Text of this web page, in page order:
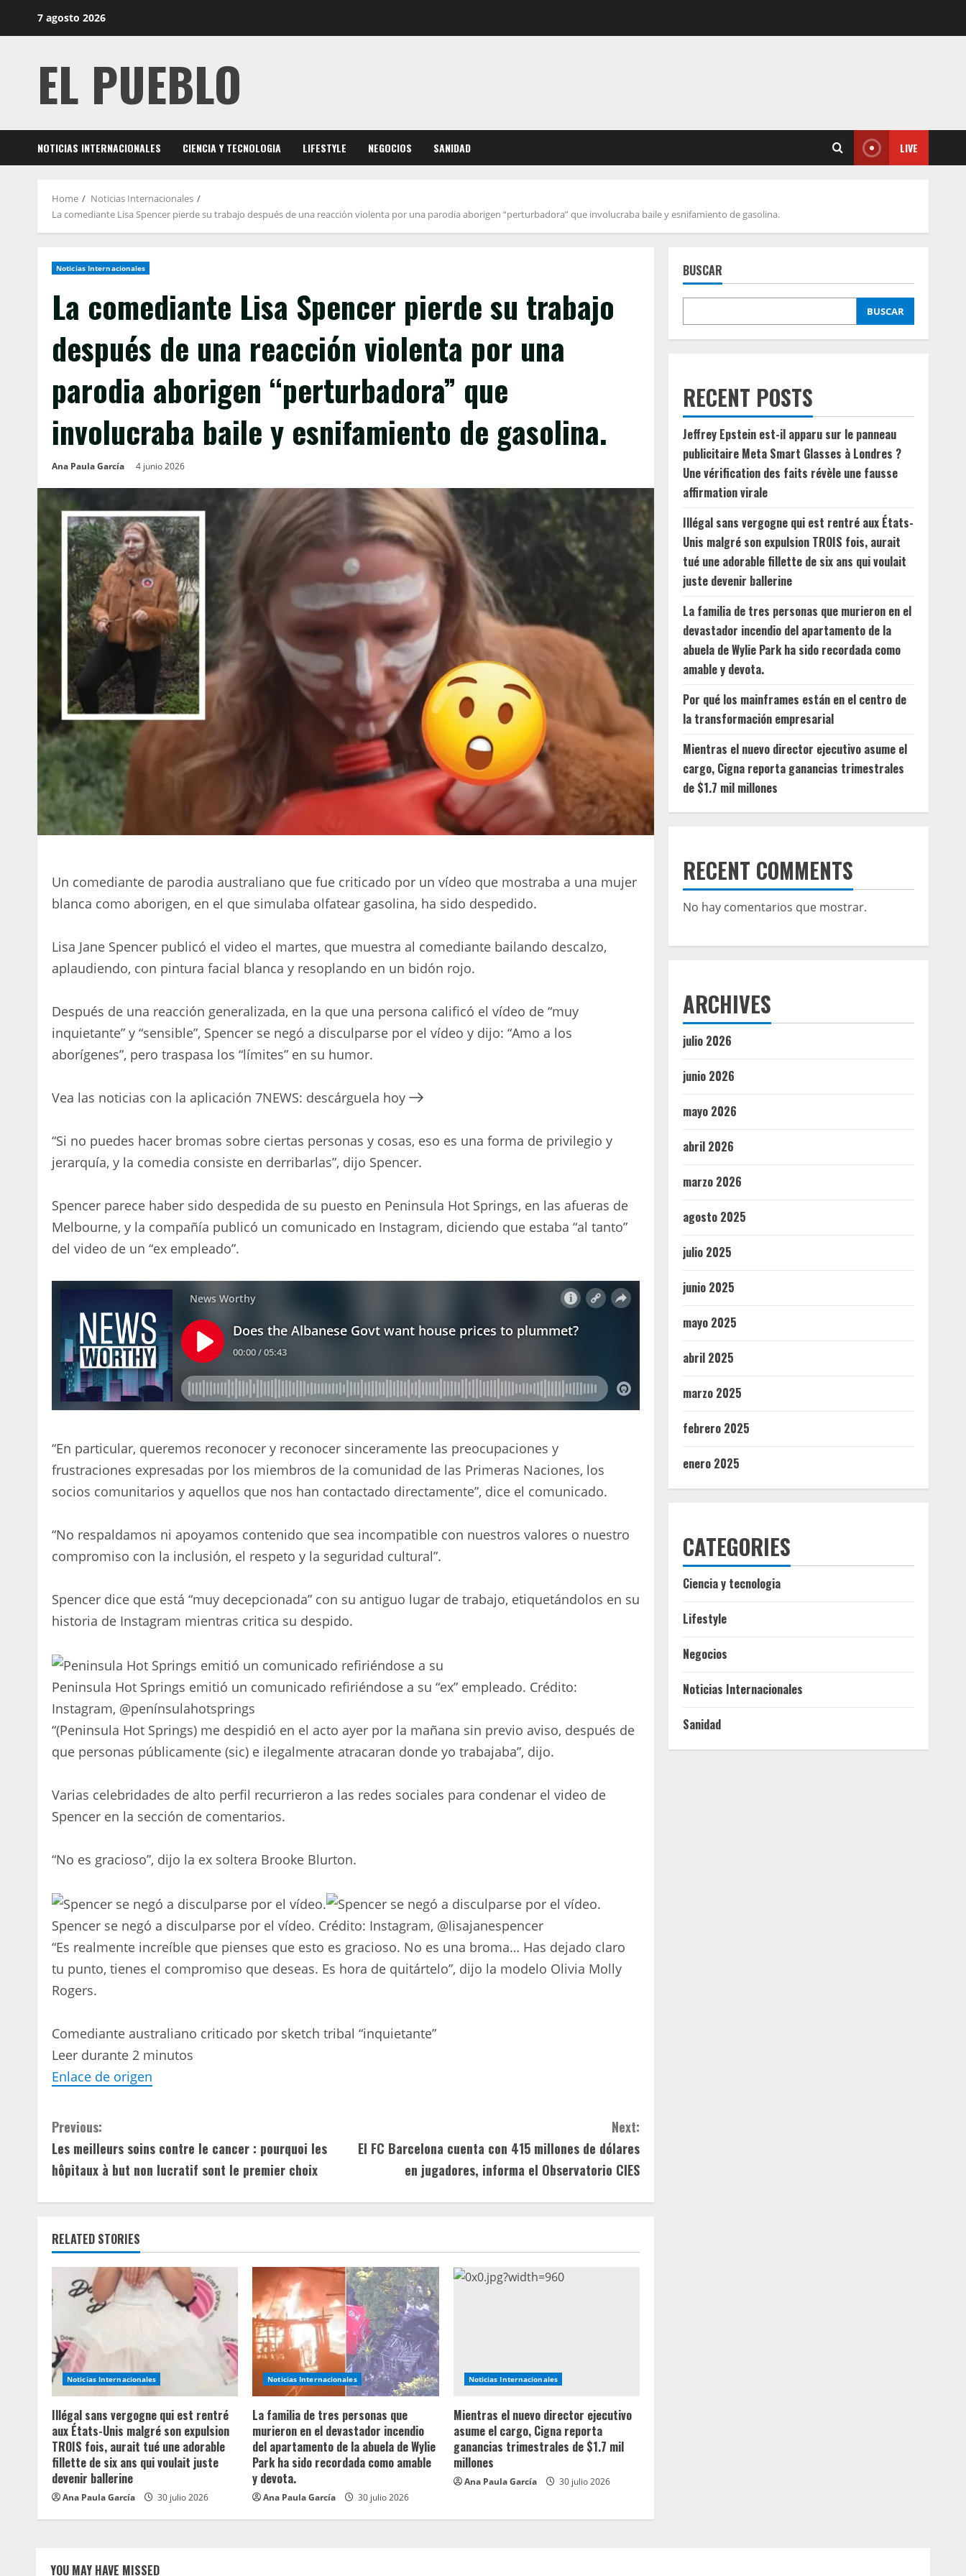
7 agosto 2026
EL PUEBLO
NOTICIAS INTERNACIONALES CIENCIA Y TECNOLOGIA LIFESTYLE NEGOCIOS SANIDAD LIVE
Home
Noticias Internacionales
La comediante Lisa Spencer pierde su trabajo después de una reacción violenta por una parodia aborigen “perturbadora” que involucraba baile y esnifamiento de gasolina.
Noticias Internacionales
La comediante Lisa Spencer pierde su trabajo
después de una reacción violenta por una
parodia aborigen “perturbadora” que
involucraba baile y esnifamiento de gasolina.
Ana Paula García 4 junio 2026
Un comediante de parodia australiano que fue criticado por un vídeo que mostraba a una mujer
blanca como aborigen, en el que simulaba olfatear gasolina, ha sido despedido.
Lisa Jane Spencer publicó el video el martes, que muestra al comediante bailando descalzo,
aplaudiendo, con pintura facial blanca y resoplando en un bidón rojo.
Después de una reacción generalizada, en la que una persona calificó el vídeo de “muy
inquietante” y “sensible”, Spencer se negó a disculparse por el vídeo y dijo: “Amo a los
aborígenes”, pero traspasa los “límites” en su humor.
Vea las noticias con la aplicación 7NEWS: descárguela hoy
“Si no puedes hacer bromas sobre ciertas personas y cosas, eso es una forma de privilegio y
jerarquía, y la comedia consiste en derribarlas”, dijo Spencer.
Spencer parece haber sido despedida de su puesto en Peninsula Hot Springs, en las afueras de
Melbourne, y la compañía publicó un comunicado en Instagram, diciendo que estaba “al tanto”
del video de un “ex empleado”.
“En particular, queremos reconocer y reconocer sinceramente las preocupaciones y
frustraciones expresadas por los miembros de la comunidad de las Primeras Naciones, los
socios comunitarios y aquellos que nos han contactado directamente”, dice el comunicado.
“No respaldamos ni apoyamos contenido que sea incompatible con nuestros valores o nuestro
compromiso con la inclusión, el respeto y la seguridad cultural”.
Spencer dice que está “muy decepcionada” con su antiguo lugar de trabajo, etiquetándolos en su
historia de Instagram mientras critica su despido.
Peninsula Hot Springs emitió un comunicado refiriéndose a su “ex” empleado. Crédito:
Instagram, @penínsulahotsprings
“(Peninsula Hot Springs) me despidió en el acto ayer por la mañana sin previo aviso, después de
que personas públicamente (sic) e ilegalmente atracaran donde yo trabajaba”, dijo.
Varias celebridades de alto perfil recurrieron a las redes sociales para condenar el video de
Spencer en la sección de comentarios.
“No es gracioso”, dijo la ex soltera Brooke Blurton.
Spencer se negó a disculparse por el vídeo. Crédito: Instagram, @lisajanespencer
“Es realmente increíble que pienses que esto es gracioso. No es una broma… Has dejado claro
tu punto, tienes el compromiso que deseas. Es hora de quitártelo”, dijo la modelo Olivia Molly
Rogers.
Comediante australiano criticado por sketch tribal “inquietante”
Leer durante 2 minutos
Enlace de origen
C
o
i
n
u
e
R
e
a
d
i
n
Previous:
Les meilleurs soins contre le cancer : pourquoi les
hôpitaux à but non lucratif sont le premier choix
Next:
El FC Barcelona cuenta con 415 millones de dólares
en jugadores, informa el Observatorio CIES
RELATED STORIES
Noticias Internacionales
Illégal sans vergogne qui est rentré
aux États-Unis malgré son expulsion
TROIS fois, aurait tué une adorable
fillette de six ans qui voulait juste
devenir ballerine
Ana Paula García 30 julio 2026
Noticias Internacionales
La familia de tres personas que
murieron en el devastador incendio
del apartamento de la abuela de Wylie
Park ha sido recordada como amable
y devota.
Ana Paula García 30 julio 2026
Noticias Internacionales
Mientras el nuevo director ejecutivo
asume el cargo, Cigna reporta
ganancias trimestrales de $1.7 mil
millones
Ana Paula García 30 julio 2026
BUSCAR
BUSCAR
RECENT POSTS
Jeffrey Epstein est-il apparu sur le panneau
publicitaire Meta Smart Glasses à Londres ?
Une vérification des faits révèle une fausse
affirmation virale
Illégal sans vergogne qui est rentré aux États-
Unis malgré son expulsion TROIS fois, aurait
tué une adorable fillette de six ans qui voulait
juste devenir ballerine
La familia de tres personas que murieron en el
devastador incendio del apartamento de la
abuela de Wylie Park ha sido recordada como
amable y devota.
Por qué los mainframes están en el centro de
la transformación empresarial
Mientras el nuevo director ejecutivo asume el
cargo, Cigna reporta ganancias trimestrales
de $1.7 mil millones
RECENT COMMENTS
No hay comentarios que mostrar.
ARCHIVES
julio 2026
junio 2026
mayo 2026
abril 2026
marzo 2026
agosto 2025
julio 2025
junio 2025
mayo 2025
abril 2025
marzo 2025
febrero 2025
enero 2025
CATEGORIES
Ciencia y tecnologia
Lifestyle
Negocios
Noticias Internacionales
Sanidad
YOU MAY HAVE MISSED